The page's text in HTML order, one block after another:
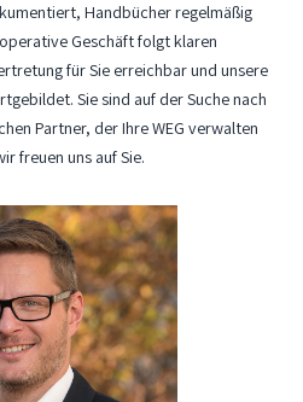
Handbücher regelmäßig
Geschäft folgt klaren
für Sie erreichbar und unsere
Sie sind auf der Suche nach
Partner, der Ihre WEG verwalten
freuen uns auf Sie.